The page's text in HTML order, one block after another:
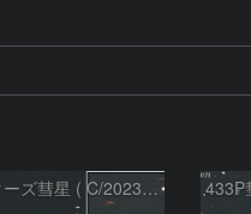
パンスターズ彗星 ( C/2023R1 ) ：2026/05/20